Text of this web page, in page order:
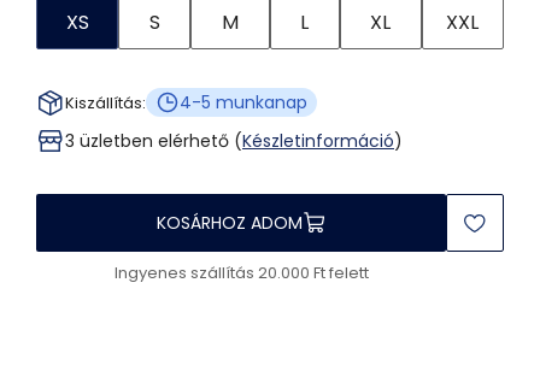
XS S M L XL XXL
Kiszállítás:
4-5 munkanap
3 üzletben elérhető (Készletinformáció)
KOSÁRHOZ ADOM
Ingyenes szállítás 20.000 Ft felett